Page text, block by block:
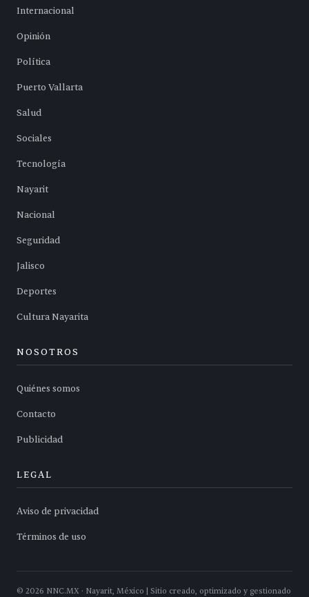
Internacional
Opinión
Política
Puerto Vallarta
Salud
Sociales
Tecnología
Nayarit
Nacional
Seguridad
Jalisco
Deportes
Cultura Nayarita
NOSOTROS
Quiénes somos
Contacto
Publicidad
LEGAL
Aviso de privacidad
Términos de uso
© 2026 NNC.MX · Nayarit, México | Sitio creado, optimizado y gestionado